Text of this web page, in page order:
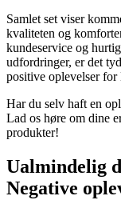
Samlet set viser
kvaliteten og
kundeservice og
udfordringer, er det
positive oplevelser for
Har du selv haft en
Lad os høre om dine
produkter!
Ualmindelig
Negative